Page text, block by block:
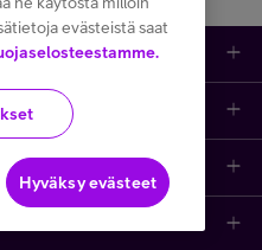
evästeistä saat
Hyväksy evästeet